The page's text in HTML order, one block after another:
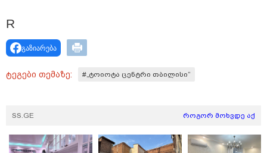
8
აგვისტო
მოიტანს. გაიზრდება ინტერესი შემოქმედებითი საქმიანობისა
განსაკუთრებით ხელსაყრელია საყვარელ ადამიანებთან
R
გაზიარება
ტეგები თემაზე: #„ტოიოტა ცენტრი თბილისი“
SS.GE როგორ მოხვდე აქ